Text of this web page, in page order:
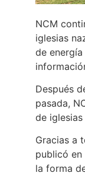
NCM
iglesias
de
Después
pasada,
de
Gracias a
publicó en
la forma